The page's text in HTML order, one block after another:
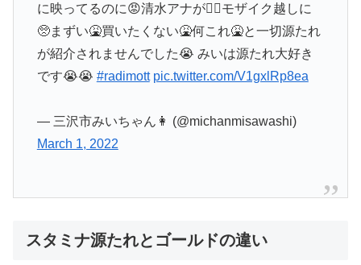
に映ってるのに😡清水アナが🙋‍♀️モザイク越しに
🥺まずい🤮買いたくない🤮何これ🤮と一切源たれ
が紹介されませんでした😭 みいは源たれ大好き
です😭😭 #radimott pic.twitter.com/V1gxlRp8ea
— 三沢市みいちゃん👩 (@michanmisawashi)
March 1, 2022
スタミナ源たれとゴールドの違い